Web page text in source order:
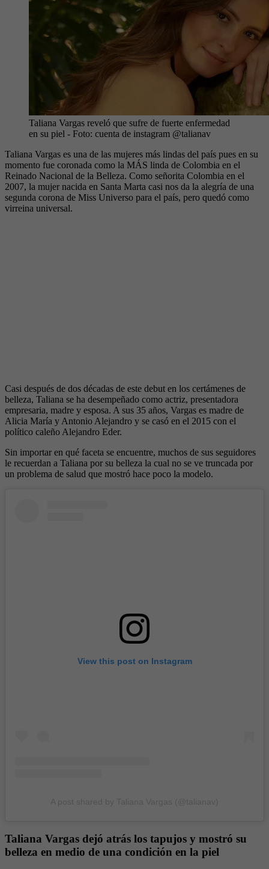
Taliana Vargas reveló que sufre de fuerte enfermedad
en su piel - Foto: cuenta de instagram @talianav
Taliana Vargas es una de las mujeres más lindas del país pues en su
momento fue coronada como la MÁS linda de Colombia en el
Reinado Nacional de la Belleza. Como señorita Colombia en el
2007, la mujer nacida en Santa Marta casi nos da la alegría de una
segunda corona de Miss Universo para el país, pero quedó como
virreina universal.
Casi después de dos décadas de este debut en los certámenes de
belleza, Taliana se ha desempeñado como actriz, presentadora
empresaria, madre y esposa. A sus 35 años, Vargas es madre de
Alicia María y Antonio Alejandro y se casó en el 2015 con el
político caleño Alejandro Eder.
Sin importar en qué faceta se encuentre, muchos de sus seguidores
le recuerdan a Taliana por su belleza la cual no se ve truncada por
un problema de salud que mostró hace poco la modelo.
View this post on Instagram
Taliana Vargas dejó atrás los tapujos y mostró su
belleza en medio de una condición en la piel